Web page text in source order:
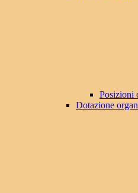
Posizioni
Dotazione